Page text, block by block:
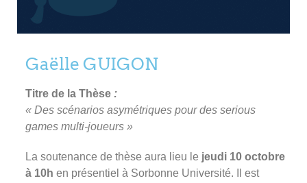
Gaëlle GUIGON
Titre de la Thèse :
« Des scénarios asymétriques pour des serious
games multi-joueurs »
La soutenance de thèse aura lieu le jeudi 10 octobre
à 10h en présentiel à Sorbonne Université. Il est